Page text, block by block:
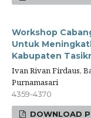
Workshop
Untuk
Kabupaten
Ivan Rivan Firdaus,
Purnamasari
4359-4370
DOWNLOAD